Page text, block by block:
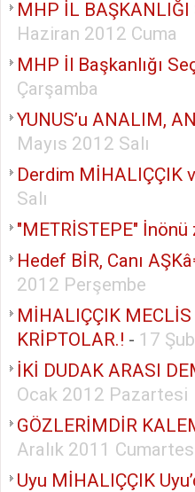
MHP İL BAŞKANLIĞI
Haziran 2012 Cuma
MHP İl Başkanlığı
Çarşamba
YUNUS’u ANALIM,
Mayıs 2012 Salı
Derdim MİHALIÇÇIK
Salı
"METRİSTEPE" İnönü
Hedef BİR, Canı
2012 Perşembe
MİHALIÇÇIK
KRİPTOLAR.! - 17
İKİ DUDAK ARASI
Ocak 2012 Pazartesi
GÖZLERİMDİR
Aralık 2011
Uyu MİHALIÇÇIK